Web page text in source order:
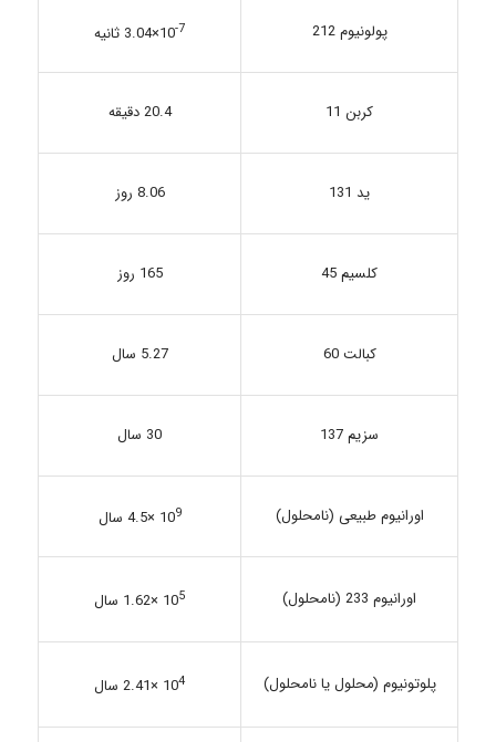
پولونیوم 212 10-7 ×3.04 ثانیه
کربن 11 20.4 دقیقه
ید 131 8.06 روز
کلسیم 45 165 روز
کبالت 60 5.27 سال
سزیم 137 30 سال
اورانیوم طبیعی (نامحلول) 109 ×4.5 سال
اورانیوم 233 (نامحلول) 105 ×1.62 سال
پلوتونیوم (محلول یا نامحلول) 104 ×2.41 سال